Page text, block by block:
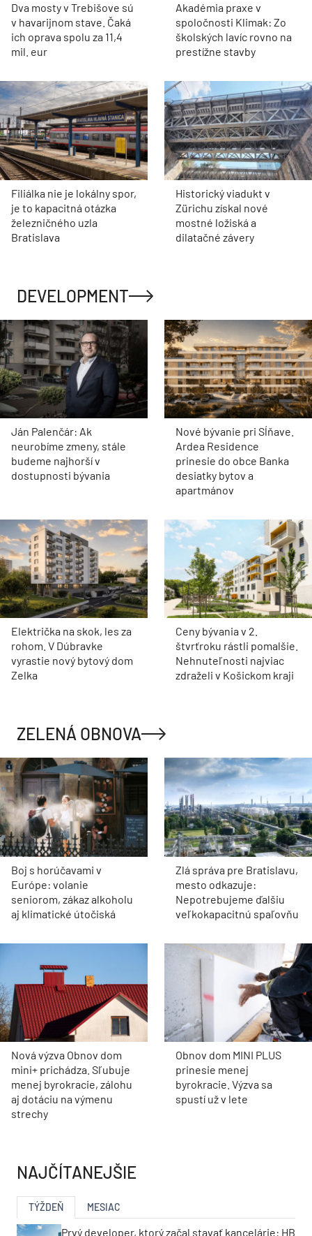
Dva mosty v Trebišove sú
v havarijnom stave. Čaká
ich oprava spolu za 11,4
mil. eur
Akadémia praxe v
spoločnosti Klimak: Zo
školských lavíc rovno na
prestížne stavby
Filiálka nie je lokálny spor,
je to kapacitná otázka
železničného uzla
Bratislava
Historický viadukt v
Zürichu získal nové
mostné ložiská a
dilatačné závery
DEVELOPMENT
Ján Palenčár: Ak
neurobíme zmeny, stále
budeme najhorší v
dostupnosti bývania
Nové bývanie pri Sĺňave.
Ardea Residence
prinesie do obce Banka
desiatky bytov a
apartmánov
Električka na skok, les za
rohom. V Dúbravke
vyrastie nový bytový dom
Zelka
Ceny bývania v 2.
štvrťroku rástli pomalšie.
Nehnuteľnosti najviac
zdraželi v Košickom kraji
ZELENÁ OBNOVA
Boj s horúčavami v
Európe: volanie
seniorom, zákaz alkoholu
aj klimatické útočiská
Zlá správa pre Bratislavu,
mesto odkazuje:
Nepotrebujeme ďalšiu
veľkokapacitnú spaľovňu
Nová výzva Obnov dom
mini+ prichádza. Sľubuje
menej byrokracie, zálohu
aj dotáciu na výmenu
strechy
Obnov dom MINI PLUS
prinesie menej
byrokracie. Výzva sa
spustí už v lete
NAJČÍTANEJŠIE
TÝŽDEŇ MESIAC
Prvý developer, ktorý začal stavať kancelárie: HB